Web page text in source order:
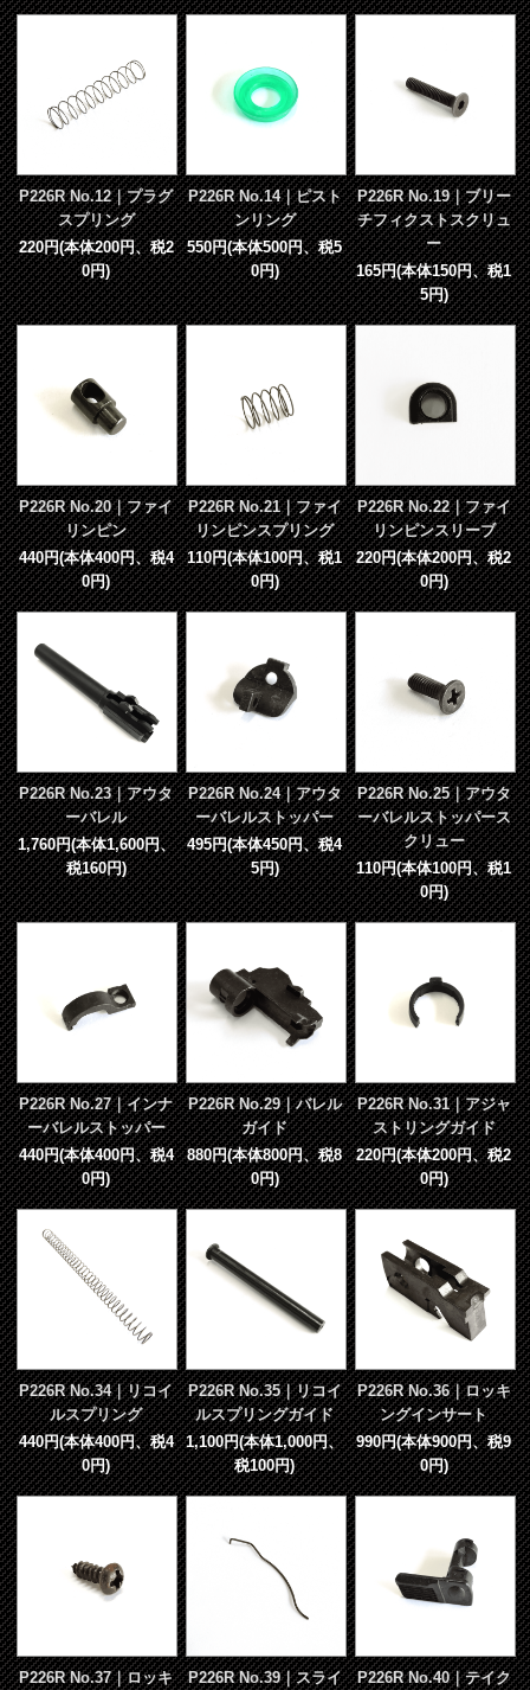
P226R No.12｜プラグ
スプリング
220円(本体200円、税2
0円)
P226R No.14｜ピスト
ンリング
550円(本体500円、税5
0円)
P226R No.19｜ブリー
チフィクストスクリュ
ー
165円(本体150円、税1
5円)
P226R No.20｜ファイ
リンピン
440円(本体400円、税4
0円)
P226R No.21｜ファイ
リンピンスプリング
110円(本体100円、税1
0円)
P226R No.22｜ファイ
リンピンスリーブ
220円(本体200円、税2
0円)
P226R No.23｜アウタ
ーバレル
1,760円(本体1,600円、
税160円)
P226R No.24｜アウタ
ーバレルストッパー
495円(本体450円、税4
5円)
P226R No.25｜アウタ
ーバレルストッパース
クリュー
110円(本体100円、税1
0円)
P226R No.27｜インナ
ーバレルストッパー
440円(本体400円、税4
0円)
P226R No.29｜バレル
ガイド
880円(本体800円、税8
0円)
P226R No.31｜アジャ
ストリングガイド
220円(本体200円、税2
0円)
P226R No.34｜リコイ
ルスプリング
440円(本体400円、税4
0円)
P226R No.35｜リコイ
ルスプリングガイド
1,100円(本体1,000円、
税100円)
P226R No.36｜ロッキ
ングインサート
990円(本体900円、税9
0円)
P226R No.37｜ロッキ
P226R No.39｜スライ
P226R No.40｜テイク